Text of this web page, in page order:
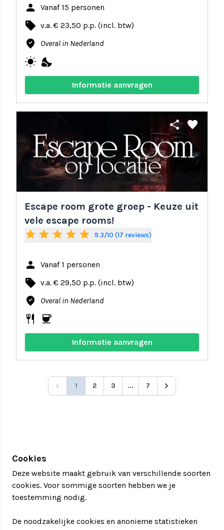
person Vanaf 15 personen
local_offer v.a. € 23,50 p.p. (incl. btw)
where_to_vote Overal in Nederland
wb_sunny nights_stay
Informatie aanvragen
share favorite
Escape room grote groep - Keuze uit
vele escape rooms!
star star star star star 9.3/10 (17 reviews)
person Vanaf 1 personen
local_offer v.a. € 29,50 p.p. (incl. btw)
where_to_vote Overal in Nederland
restaurant coffee
Informatie aanvragen
1 2 3 ... 7
Cookies
Deze website maakt gebruik van verschillende soorten
cookies. Voor sommige soorten hebben we je
toestemming nodig.
De noodzakelijke cookies en anonieme statistieken